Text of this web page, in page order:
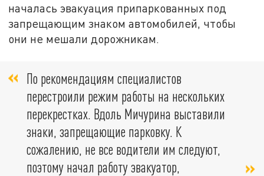
началась эвакуация припаркованных под
запрещающим знаком автомобилей, чтобы
они не мешали дорожникам.
По рекомендациям специалистов
перестроили режим работы на нескольких
перекрестках. Вдоль Мичурина выставили
знаки, запрещающие парковку. К
сожалению, не все водители им следуют,
поэтому начал работу эвакуатор,